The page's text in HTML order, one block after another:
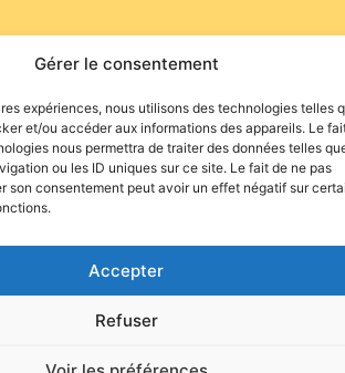
Gérer le consentement
expériences, nous utilisons des technologies telles
et/ou accéder aux informations des appareils. Le
nous permettra de traiter des données telles
ou les ID uniques sur ce site. Le fait de ne pas
son consentement peut avoir un effet négatif sur
Accepter
Refuser